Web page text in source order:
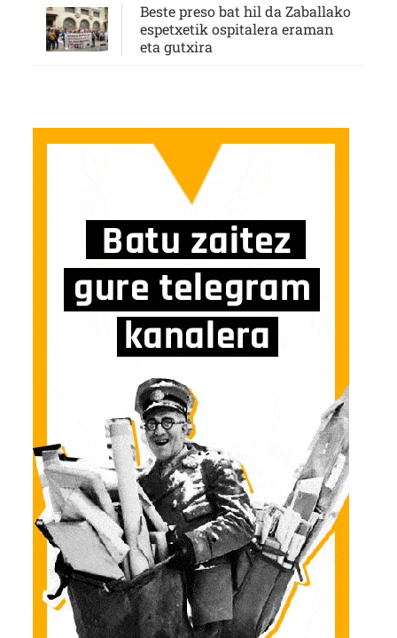
Beste preso bat hil da Zaballako
espetxetik ospitalera eraman
eta gutxira